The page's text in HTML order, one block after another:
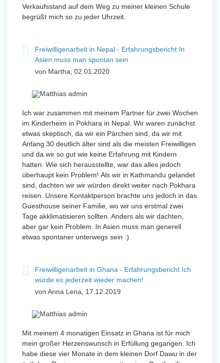
Verkaufsstand auf dem Weg zu meiner kleinen Schule
begrüßt mich so zu jeder Uhrzeit.
Freiwilligenarbeit in Nepal - Erfahrungsbericht In
Asien muss man spontan sein
von Martha, 02.01.2020
Ich war zusammen mit meinem Partner für zwei Wochen
im Kinderheim in Pokhara in Nepal. Wir waren zunächst
etwas skeptisch, da wir ein Pärchen sind, da wir mit
Anfang 30 deutlich älter sind als die meisten Freiwilligen
und da wir so gut wie keine Erfahrung mit Kindern
hatten. Wie sich herausstellte, war das alles jedoch
überhaupt kein Problem! Als wir in Kathmandu gelandet
sind, dachten wir wir würden direkt weiter nach Pokhara
reisen. Unsere Kontaktperson brachte uns jedoch in das
Guesthouse seiner Familie, wo wir uns erstmal zwei
Tage akklimatisieren sollten. Anders als wir dachten,
aber gar kein Problem. In Asien muss man generell
etwas spontaner unterwegs sein :)
Freiwilligenarbeit in Ghana - Erfahrungsbericht Ich
würde es jederzeit wieder machen!
von Anna Lena, 17.12.2019
Mit meinem 4 monatigen Einsatz in Ghana ist für mich
mein großer Herzenswunsch in Erfüllung gegangen. Ich
habe diese vier Monate in dem kleinen Dorf Dawu in der